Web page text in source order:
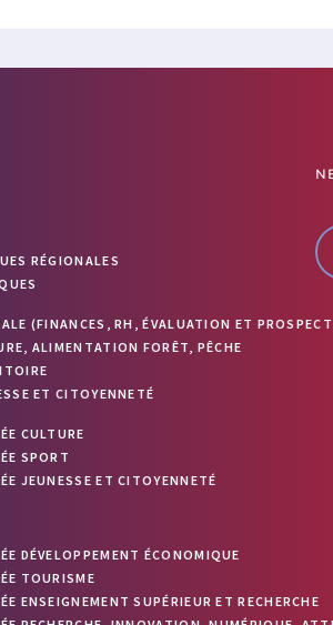
RÉGIONALES
(FINANCES, RH, ÉVALUATION ET
ALIMENTATION FORÊT, PÊCHE
ET CITOYENNETÉ
CULTURE
SPORT
JEUNESSE ET CITOYENNETÉ
DÉVELOPPEMENT ÉCONOMIQUE
TOURISME
ENSEIGNEMENT SUPÉRIEUR ET RECHERCHE